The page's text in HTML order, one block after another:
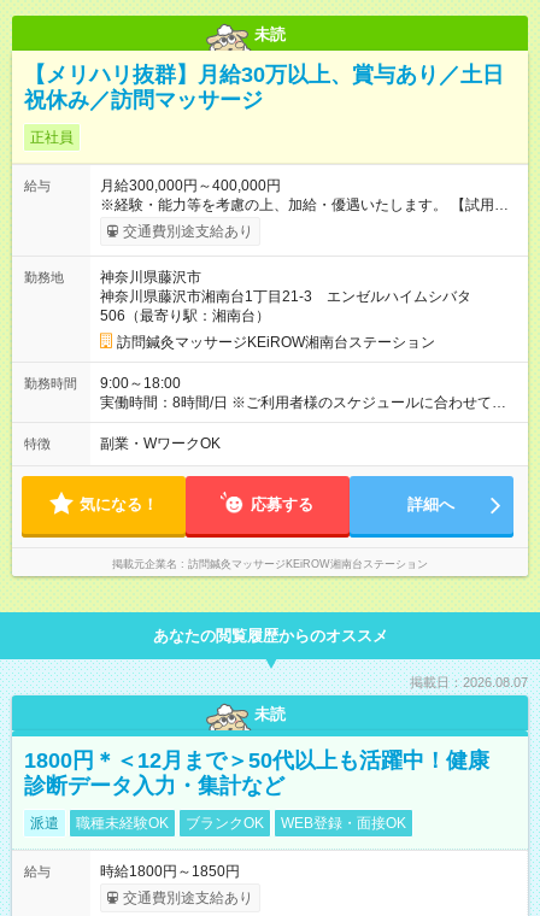
未読
【メリハリ抜群】月給30万以上、賞与あり／土日
祝休み／訪問マッサージ
正社員
給与
月給300,000円～400,000円
※経験・能力等を考慮の上、加給・優遇いたします。 【試用期
間】試用期間あり 試用期間の長さ：3ヶ月 ※ 雇用形態と給与
に、本採用時と異なる部分があります。 雇用形態：本採用時と
を考慮の上、加給・優遇いたします。
交通費別途支給あり
勤務地
神奈川県藤沢市
神奈川県藤沢市湘南台1丁目21-3 エンゼルハイムシバタ
506（最寄り駅：湘南台）
訪問鍼灸マッサージKEiROW湘南台ステーション
勤務時間
9:00～18:00
実働時間：8時間/日 ※ご利用者様のスケジュールに合わせて、直
行、直帰することがあります。
特徴 副業・WワークOK
気になる！ 応募する 詳細へ
掲載元企業名 訪問鍼灸マッサージKEiROW湘南台ステーション
あなたの閲覧履歴からのオススメ
掲載日：2026.08.07
未読
1800円＊＜12月まで＞50代以上も活躍中！健康
診断データ入力・集計など
派遣 職種未経験OK ブランクOK WEB登録・面接OK
給与
時給1800円～1850円
交通費別途支給あり